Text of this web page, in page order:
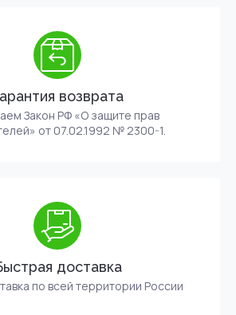
возврата
Закон РФ «О защите прав
от 07.02.1992 № 2300-1.
доставка
по всей территории России